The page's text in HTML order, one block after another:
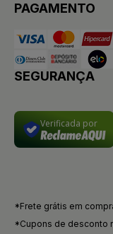
PAGAMENTO
SEGURANÇA
Verificada por
*Frete grátis em
*Cupons de desconto